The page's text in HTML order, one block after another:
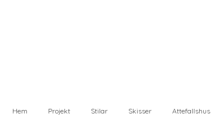
Hem Projekt Stilar Skisser Attefallshus